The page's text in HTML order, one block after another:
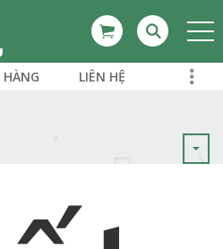
HÀNG LIÊN HỆ